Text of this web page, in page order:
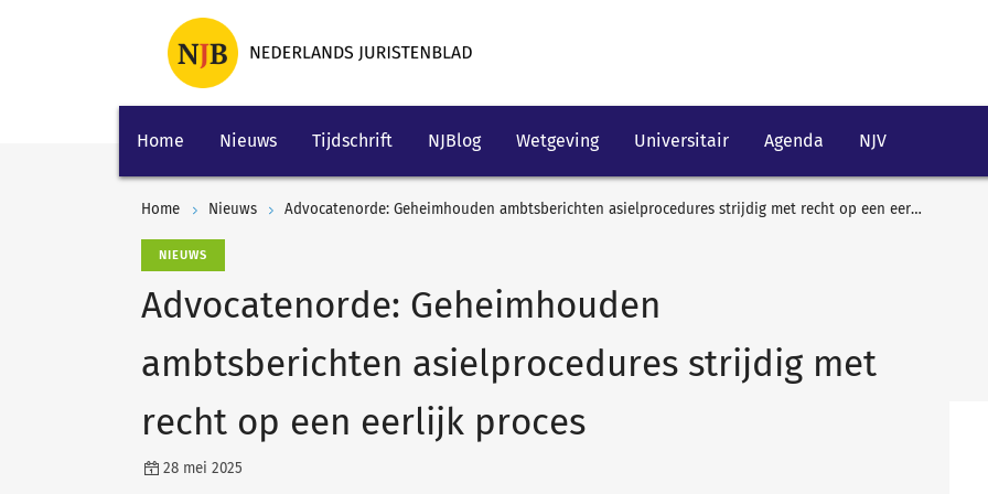
Home Nieuws Tijdschrift NJBlog Wetgeving Universitair Agenda NJV
Home Nieuws Advocatenorde: Geheimhouden ambtsberichten asielprocedures strijdig met recht op een eerlijk proces
NIEUWS
Advocatenorde: Geheimhouden
ambtsberichten asielprocedures strijdig met
recht op een eerlijk proces
28 mei 2025